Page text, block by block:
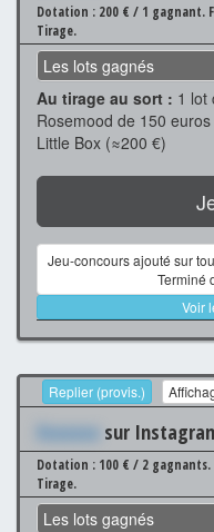
Dotation : 200 € / 1 gagnant.
Tirage.
Les lots gagnés
Au tirage au sort : 1 lot
Rosemood de 150
Little Box (≈200 €)
Jeu-concours ajouté sur
Terminé
Voir
Replier (provis.)
Xxxxxxx sur
Dotation : 100 € / 2 gagnants.
Tirage.
Les lots gagnés